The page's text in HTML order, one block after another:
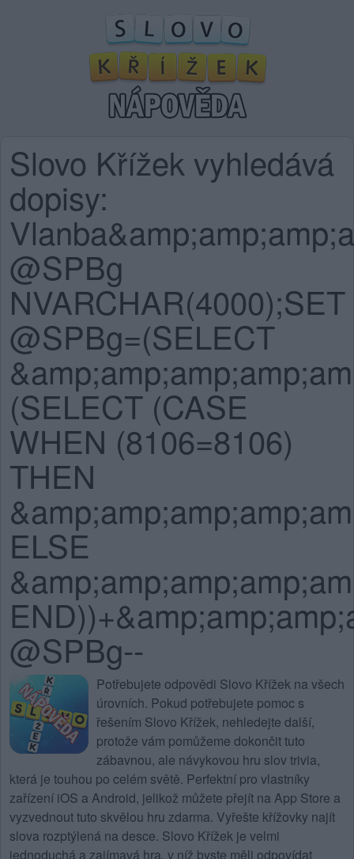
Slovo Křížek vyhledává
dopisy:
@SPBg
NVARCHAR(4000);SET
@SPBg=(SELECT
(SELECT (CASE
WHEN (8106=8106)
THEN
ELSE
@SPBg--
Potřebujete odpovědi Slovo Křížek na všech
úrovních. Pokud potřebujete pomoc s
řešením Slovo Křížek, nehledejte další,
protože vám pomůžeme dokončit tuto
zábavnou, ale návykovou hru slov trivia,
která je touhou po celém světě. Perfektní pro vlastníky
zařízení iOS a Android, jelikož můžete přejít na App Store a
vyzvednout tuto skvělou hru zdarma. Vyřešte křížovky najít
slova rozptýlená na desce. Slovo Křížek je velmi
jednoduchá a zajímavá hra, v níž byste měli odpovídat